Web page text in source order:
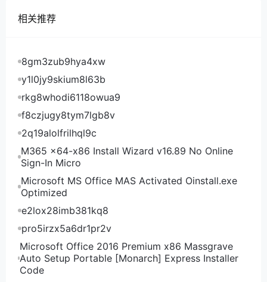
129处，其中大型矿产地37处、中型矿产地37处、小型
发布《关于颁发第十九次李四光地质科学奖的决定》，
公布了第十九次李四光地质科学奖获奖者名单。根据
《李四光地质科学奖章程》的规定，经李四光地质科学
奖委员会十届二次会议决定，授予李亚林、丁正江、王
炯辉、陈景河、许向宁、周尚国、彭云彪、荆少东8人
李四光地质科学奖野外奖；代世峰、吴珍汉、侯明才、
王学求、王汝成、王贵玲、胡祥云7人获李四光地质科
学奖科研奖。
05 广西厅印发《关于加强矿业权管理促进矿业高质量
发展的意见》，提高矿业权管理层级，严格矿业权准入
和退出
广西壮族自治区自然资源厅网站11月12日讯，广西壮族
自治区自然资源厅日前印发《关于加强矿业权管理促进
矿业高质量发展的意见》（以下简称《意见》）。在强
化规划管控、规范矿业权出让、严格探矿权采矿权管
相关推荐
8gm3zub9hya4xw
y1l0jy9skium8l63b
rkg8whodi6118owua9
f8czjugy8tym7lgb8v
2q19alolfrilhql9c
M365 x64-x86 Install Wizard v16.89 No Online
Sign-In Micro
Microsoft MS Office MAS Activated Oinstall.exe
Optimized
e2lox28imb381kq8
pro5irzx5a6dr1pr2v
Microsoft Office 2016 Premium x86 Massgrave
Auto Setup Portable [Monarch] Express Installer
Code